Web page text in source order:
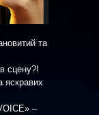
та
сцену?!
яскравих
–